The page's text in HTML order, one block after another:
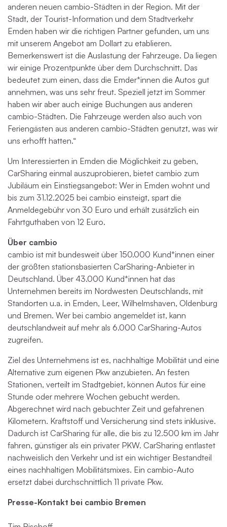
anderen neuen cambio-Städten in der Region. Mit der
Stadt, der Tourist-Information und dem Stadtverkehr
Emden haben wir die richtigen Partner gefunden, um uns
mit unserem Angebot am Dollart zu etablieren.
Bemerkenswert ist die Auslastung der Fahrzeuge. Da liegen
wir einige Prozentpunkte über dem Durchschnitt. Das
bedeutet zum einen, dass die Emder*innen die Autos gut
annehmen, was uns sehr freut. Speziell jetzt im Sommer
haben wir aber auch einige Buchungen aus anderen
cambio-Städten. Die Fahrzeuge werden also auch von
Feriengästen aus anderen cambio-Städten genutzt, was wir
uns erhofft hatten.“
Um Interessierten in Emden die Möglichkeit zu geben,
CarSharing einmal auszuprobieren, bietet cambio zum
Jubiläum ein Einstiegsangebot: Wer in Emden wohnt und
bis zum 31.12.2025 bei cambio einsteigt, spart die
Anmeldegebühr von 30 Euro und erhält zusätzlich ein
Fahrtguthaben von 12 Euro.
Über cambio
cambio ist mit bundesweit über 150.000 Kund*innen einer
der größten stationsbasierten CarSharing-Anbieter in
Deutschland. Über 43.000 Kund*innen hat das
Unternehmen bereits im Nordwesten Deutschlands, mit
Standorten u.a. in Emden, Leer, Wilhelmshaven, Oldenburg
und Bremen. Wer bei cambio angemeldet ist, kann
deutschlandweit auf mehr als 6.000 CarSharing-Autos
zugreifen.
Ziel des Unternehmens ist es, nachhaltige Mobilität und eine
Alternative zum eigenen Pkw anzubieten. An festen
Stationen, verteilt im Stadtgebiet, können Autos für eine
Stunde oder mehrere Wochen gebucht werden.
Abgerechnet wird nach gebuchter Zeit und gefahrenen
Kilometern. Kraftstoff und Versicherung sind stets inklusive.
Dadurch ist CarSharing für alle, die bis zu 12.500 km im Jahr
fahren, günstiger als ein privater PKW. CarSharing entlastet
nachweislich den Verkehr und ist ein wichtiger Bestandteil
eines nachhaltigen Mobilitätsmixes. Ein cambio-Auto
ersetzt dabei durchschnittlich 11 private Pkw.
Presse-Kontakt bei cambio Bremen